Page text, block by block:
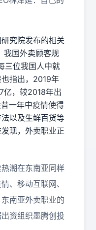
究院发布的相关
我国外卖顾客规
三位我国人中就
指出， 2019年
亿，较2018年出
一年中疫情使得
以及生鲜百货等
现，外卖职业正
潮在东南亚同样
、移动互联网、
南亚外卖职业的
资组织墨腾创投